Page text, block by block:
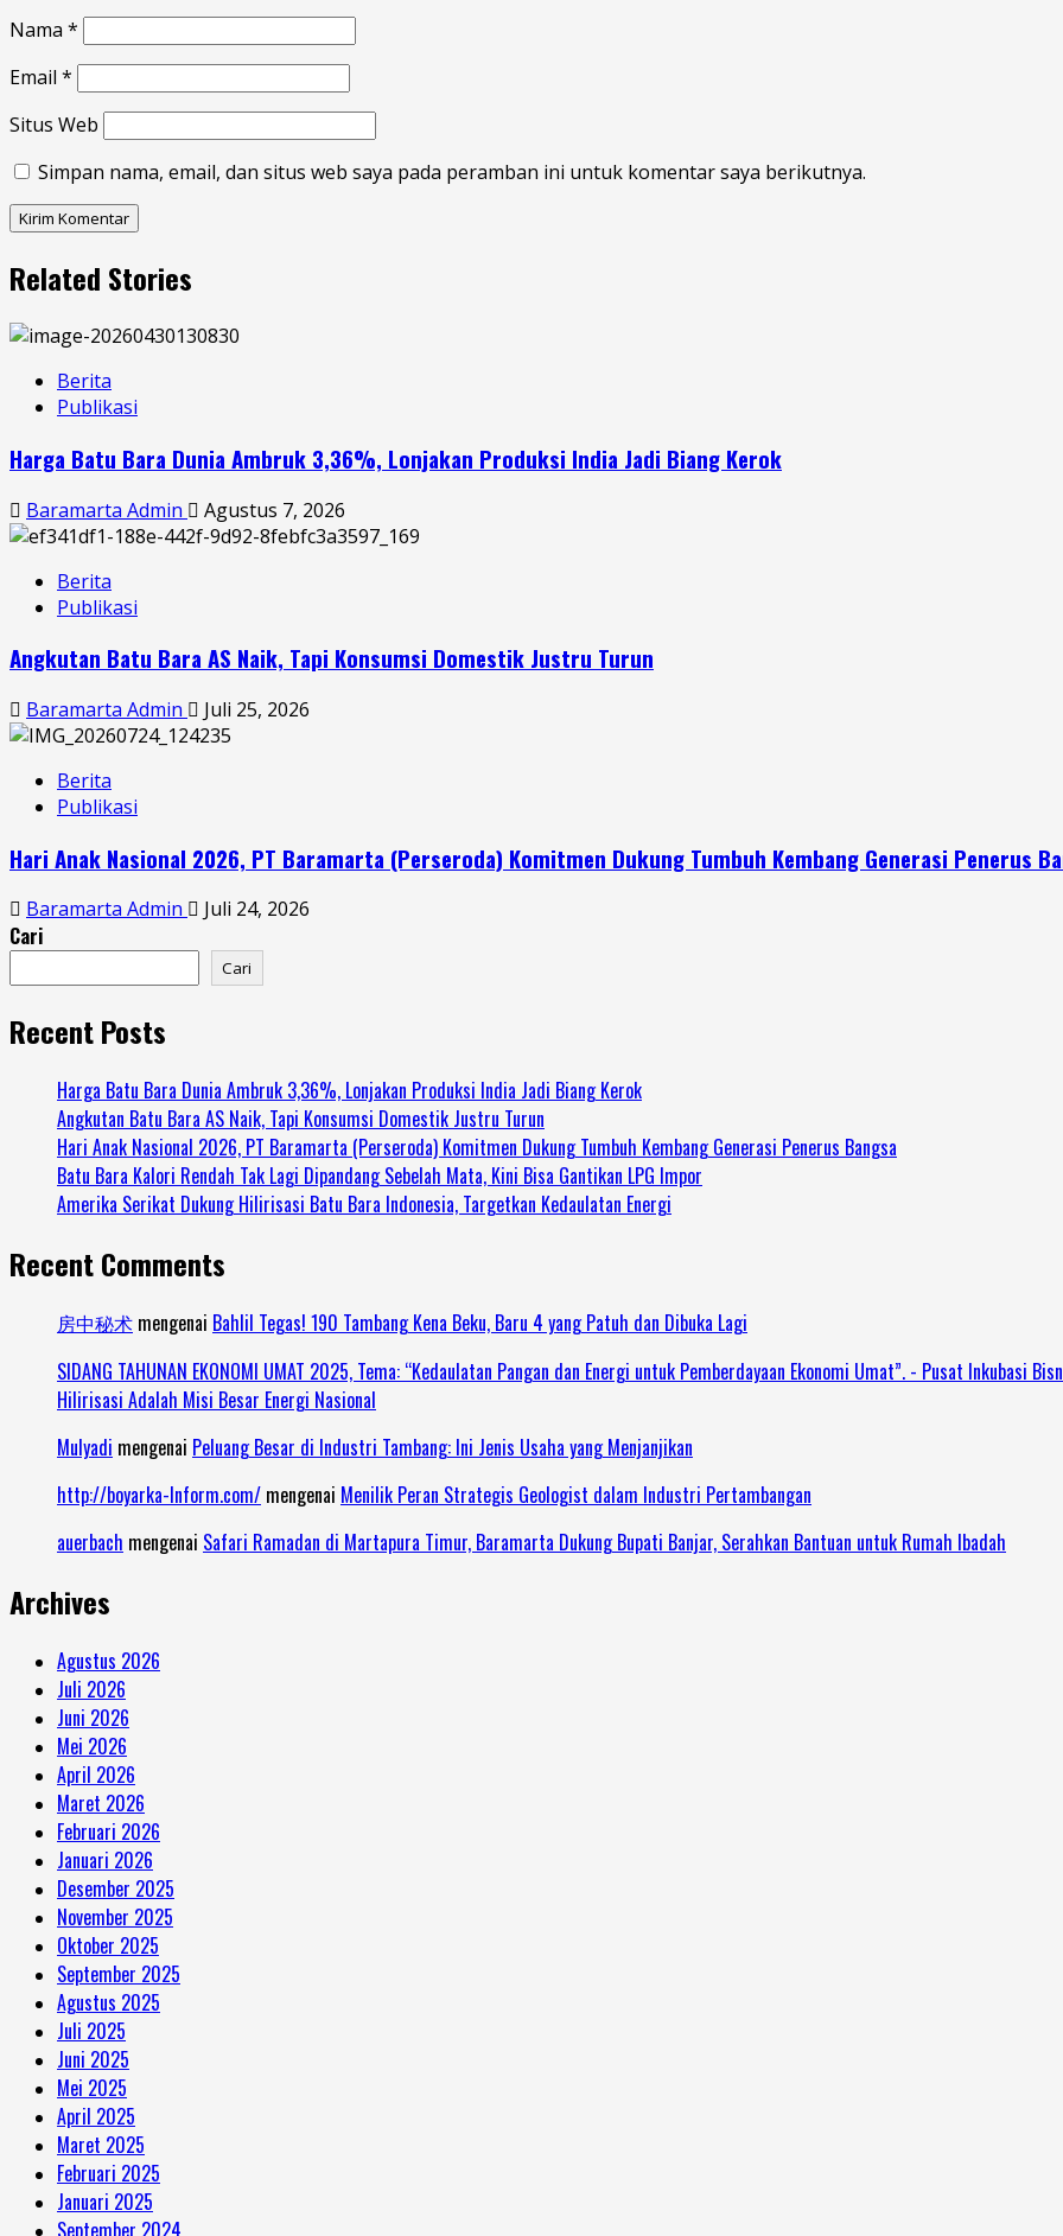
Nama *
Email *
Situs Web
Simpan nama, email, dan situs web saya pada peramban ini untuk komentar saya berikutnya.
Related Stories
Berita
Publikasi
Harga Batu Bara Dunia Ambruk 3,36%, Lonjakan Produksi India Jadi Biang Kerok
Baramarta Admin Agustus 7, 2026
Berita
Publikasi
Angkutan Batu Bara AS Naik, Tapi Konsumsi Domestik Justru Turun
Baramarta Admin Juli 25, 2026
Berita
Publikasi
Hari Anak Nasional 2026, PT Baramarta (Perseroda) Komitmen Dukung Tumbuh Kembang Generasi Penerus
Baramarta Admin Juli 24, 2026
Cari
Cari
Recent Posts
Harga Batu Bara Dunia Ambruk 3,36%, Lonjakan Produksi India Jadi Biang Kerok
Angkutan Batu Bara AS Naik, Tapi Konsumsi Domestik Justru Turun
Hari Anak Nasional 2026, PT Baramarta (Perseroda) Komitmen Dukung Tumbuh Kembang Generasi Penerus Bangsa
Batu Bara Kalori Rendah Tak Lagi Dipandang Sebelah Mata, Kini Bisa Gantikan LPG Impor
Amerika Serikat Dukung Hilirisasi Batu Bara Indonesia, Targetkan Kedaulatan Energi
Recent Comments
房中秘术 mengenai Bahlil Tegas! 190 Tambang Kena Beku, Baru 4 yang Patuh dan Dibuka Lagi
SIDANG TAHUNAN EKONOMI UMAT 2025, Tema: “Kedaulatan Pangan dan Energi untuk Pemberdayaan Ekonomi Umat”. - Pusat Inkubasi
Hilirisasi Adalah Misi Besar Energi Nasional
Mulyadi mengenai Peluang Besar di Industri Tambang: Ini Jenis Usaha yang Menjanjikan
http://boyarka-Inform.com/ mengenai Menilik Peran Strategis Geologist dalam Industri Pertambangan
auerbach mengenai Safari Ramadan di Martapura Timur, Baramarta Dukung Bupati Banjar, Serahkan Bantuan untuk Rumah Ibadah
Archives
Agustus 2026
Juli 2026
Juni 2026
Mei 2026
April 2026
Maret 2026
Februari 2026
Januari 2026
Desember 2025
November 2025
Oktober 2025
September 2025
Agustus 2025
Juli 2025
Juni 2025
Mei 2025
April 2025
Maret 2025
Februari 2025
Januari 2025
September 2024